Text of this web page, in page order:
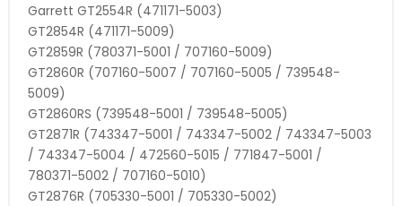
Garrett GT2554R (471171-5003)
GT2854R (471171-5009)
GT2859R (780371-5001 / 707160-5009)
GT2860R (707160-5007 / 707160-5005 / 739548-
5009)
GT2860RS (739548-5001 / 739548-5005)
GT2871R (743347-5001 / 743347-5002 / 743347-5003
/ 743347-5004 / 472560-5015 / 771847-5001 /
780371-5002 / 707160-5010)
GT2876R (705330-5001 / 705330-5002)